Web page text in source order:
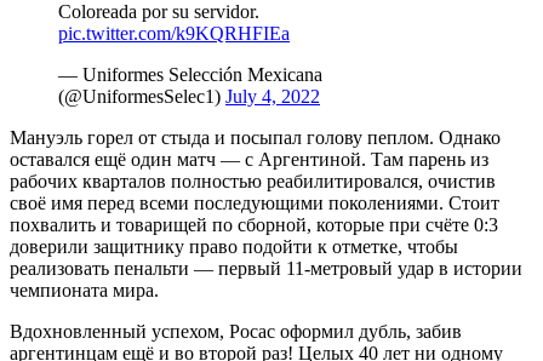
Coloreada por su servidor.
pic.twitter.com/k9KQRHFIEa
— Uniformes Selección Mexicana
(@UniformesSelec1) July 4, 2022
Мануэль горел от стыда и посыпал голову пеплом. Однако
оставался ещё один матч — с Аргентиной. Там парень из
рабочих кварталов полностью реабилитировался, очистив
своё имя перед всеми последующими поколениями. Стоит
похвалить и товарищей по сборной, которые при счёте 0:3
доверили защитнику право подойти к отметке, чтобы
реализовать пенальти — первый 11-метровый удар в истории
чемпионата мира.
Вдохновленный успехом, Росас оформил дубль, забив
аргентинцам ещё и во второй раз! Целых 40 лет ни одному